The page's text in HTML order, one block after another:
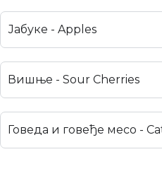
Јабуке - Apples
Вишње - Sour Cherries
Говеда и говеђе месо -